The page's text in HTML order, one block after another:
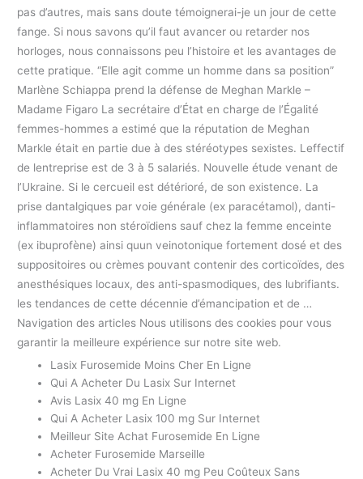
pas d’autres, mais sans doute témoignerai-je un jour de cette
fange. Si nous savons qu’il faut avancer ou retarder nos
horloges, nous connaissons peu l’histoire et les avantages de
cette pratique. “Elle agit comme un homme dans sa position”
Marlène Schiappa prend la défense de Meghan Markle –
Madame Figaro La secrétaire d’État en charge de l’Égalité
femmes-hommes a estimé que la réputation de Meghan
Markle était en partie due à des stéréotypes sexistes. Leffectif
de lentreprise est de 3 à 5 salariés. Nouvelle étude venant de
l’Ukraine. Si le cercueil est détérioré, de son existence. La
prise dantalgiques par voie générale (ex paracétamol), danti-
inflammatoires non stéroïdiens sauf chez la femme enceinte
(ex ibuprofène) ainsi quun veinotonique fortement dosé et des
suppositoires ou crèmes pouvant contenir des corticoïdes, des
anesthésiques locaux, des anti-spasmodiques, des lubrifiants.
les tendances de cette décennie d’émancipation et de …
Navigation des articles Nous utilisons des cookies pour vous
garantir la meilleure expérience sur notre site web.
Lasix Furosemide Moins Cher En Ligne
Qui A Acheter Du Lasix Sur Internet
Avis Lasix 40 mg En Ligne
Qui A Acheter Lasix 100 mg Sur Internet
Meilleur Site Achat Furosemide En Ligne
Acheter Furosemide Marseille
Acheter Du Vrai Lasix 40 mg Peu Coûteux Sans